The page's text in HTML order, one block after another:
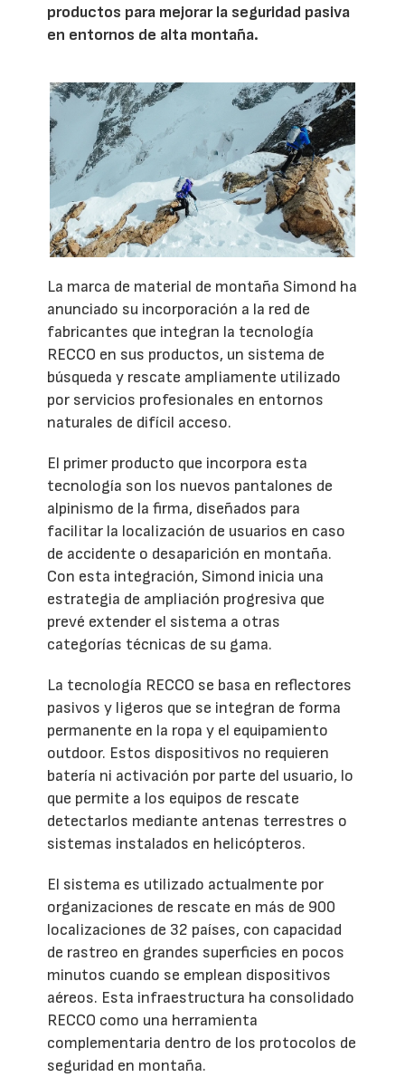
productos para mejorar la seguridad pasiva
en entornos de alta montaña.
La marca de material de montaña Simond ha
anunciado su incorporación a la red de
fabricantes que integran la tecnología
RECCO en sus productos, un sistema de
búsqueda y rescate ampliamente utilizado
por servicios profesionales en entornos
naturales de difícil acceso.
El primer producto que incorpora esta
tecnología son los nuevos pantalones de
alpinismo de la firma, diseñados para
facilitar la localización de usuarios en caso
de accidente o desaparición en montaña.
Con esta integración, Simond inicia una
estrategia de ampliación progresiva que
prevé extender el sistema a otras
categorías técnicas de su gama.
La tecnología RECCO se basa en reflectores
pasivos y ligeros que se integran de forma
permanente en la ropa y el equipamiento
outdoor. Estos dispositivos no requieren
batería ni activación por parte del usuario, lo
que permite a los equipos de rescate
detectarlos mediante antenas terrestres o
sistemas instalados en helicópteros.
El sistema es utilizado actualmente por
organizaciones de rescate en más de 900
localizaciones de 32 países, con capacidad
de rastreo en grandes superficies en pocos
minutos cuando se emplean dispositivos
aéreos. Esta infraestructura ha consolidado
RECCO como una herramienta
complementaria dentro de los protocolos de
seguridad en montaña.